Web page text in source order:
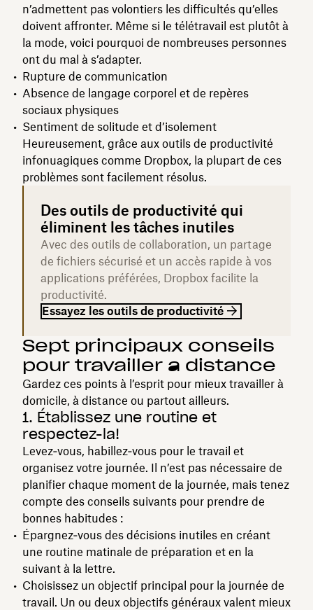
n’admettent pas volontiers les difficultés qu’elles
doivent affronter. Même si le télétravail est plutôt à
la mode, voici pourquoi de nombreuses personnes
ont du mal à s’adapter.
Rupture de communication
Absence de langage corporel et de repères
sociaux physiques
Sentiment de solitude et d’isolement
Heureusement, grâce aux outils de productivité
infonuagiques comme Dropbox, la plupart de ces
problèmes sont facilement résolus.
Des outils de productivité qui
éliminent les tâches inutiles
Avec des outils de collaboration, un partage
de fichiers sécurisé et un accès rapide à vos
applications préférées, Dropbox facilite la
productivité.
Essayez les outils de productivité
Sept principaux conseils
pour travailler à distance
Gardez ces points à l’esprit pour mieux travailler à
domicile, à distance ou partout ailleurs.
1. Établissez une routine et
respectez-la!
Levez‑vous, habillez‑vous pour le travail et
organisez votre journée. Il n’est pas nécessaire de
planifier chaque moment de la journée, mais tenez
compte des conseils suivants pour prendre de
bonnes habitudes :
Épargnez‑vous des décisions inutiles en créant
une routine matinale de préparation et en la
suivant à la lettre.
Choisissez un objectif principal pour la journée de
travail. Un ou deux objectifs généraux valent mieux